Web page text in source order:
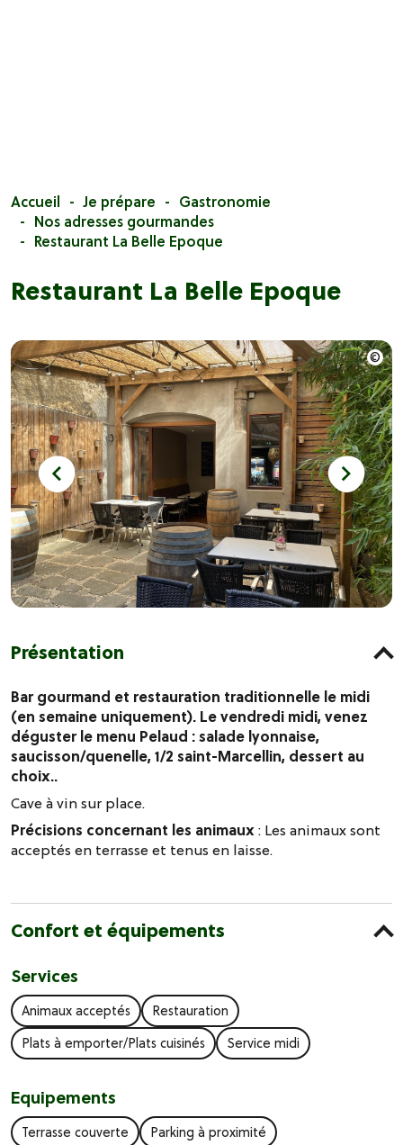
Accueil Je prépare
Gastronomie
Nos adresses gourmandes
Restaurant La Belle Epoque
Restaurant La Belle Epoque
Présentation
Bar gourmand et restauration traditionnelle le midi
(en semaine uniquement). Le vendredi midi, venez
déguster le menu Pelaud : salade lyonnaise,
saucisson/quenelle, 1/2 saint-Marcellin, dessert au
choix..
Cave à vin sur place.
Précisions concernant les animaux: Les animaux sont
acceptés en terrasse et tenus en laisse.
Confort et équipements
Services
Animaux acceptés
Restauration
Plats à emporter/Plats cuisinés
Service midi
Equipements
Terrasse couverte
Parking à proximité